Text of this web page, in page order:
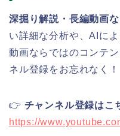
深掘り解説・長編動画な
い詳細な分析や、AIに
動画ならではのコンテ
ネル登録をお忘れなく！
👉 チャンネル登録はこ
https://